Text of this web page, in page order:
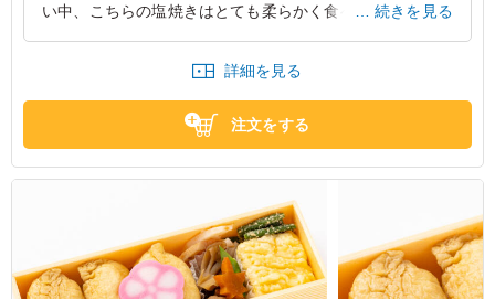
い中、こちらの塩焼きはとても柔らかく食べやすかったで
東京都品川区東品川2026/04/13
続きを見る
詳細を見る
注文をする